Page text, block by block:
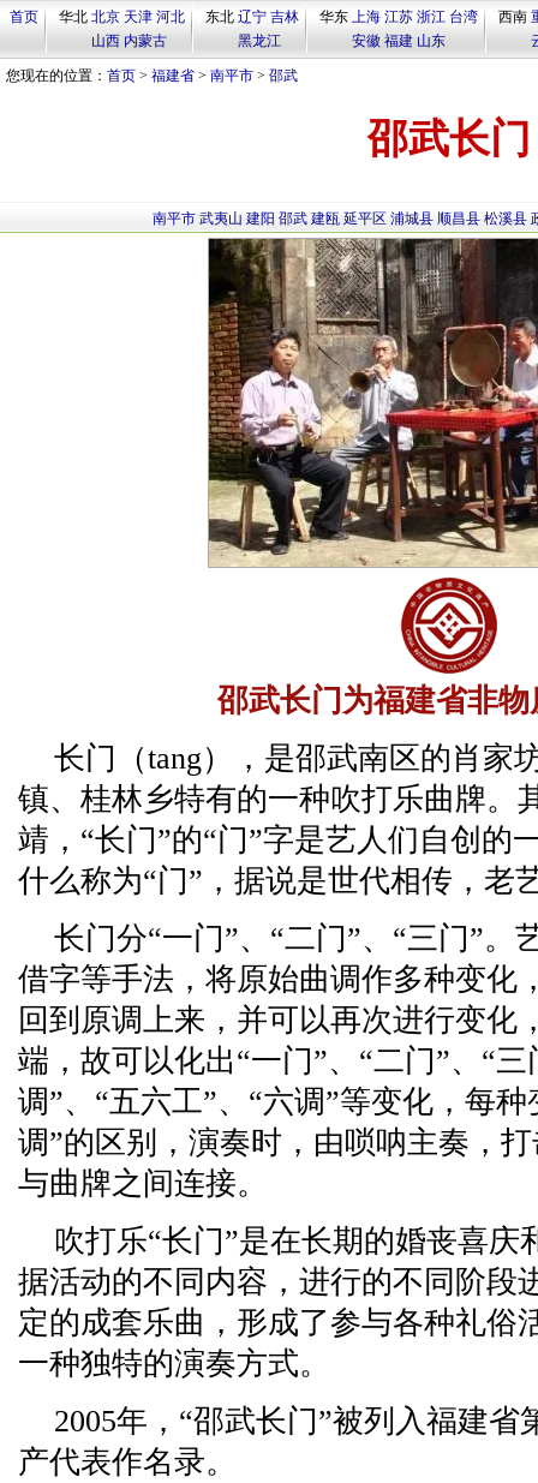
首页 华北 北京 天津 河北
山西 内蒙古
东北 辽宁 吉林
黑龙江
华东 上海 江苏 浙江 台湾
安徽 福建 山东
西南
您现在的位置： 首页 > 福建省 > 南平市 > 邵武
邵武长门
南平市 武夷山 建阳 邵武 建瓯 延平区 浦城县 顺昌县 松溪县
邵武长门为福建省非
长门（tang），是邵武南区的肖家
镇、桂林乡特有的一种吹打乐曲牌。
靖，“长门”的“门”字是艺人们自创的
什么称为“门”，据说是世代相传，老
长门分“一门”、“二门”、“三门”。
借字等手法，将原始曲调作多种变化
回到原调上来，并可以再次进行变化
端，故可以化出“一门”、“二门”、“
调”、“五六工”、“六调”等变化，每
调”的区别，演奏时，由唢呐主奏，
与曲牌之间连接。
吹打乐“长门”是在长期的婚丧喜庆
据活动的不同内容，进行的不同阶段
定的成套乐曲，形成了参与各种礼俗
一种独特的演奏方式。
2005年，“邵武长门”被列入福建
产代表作名录。